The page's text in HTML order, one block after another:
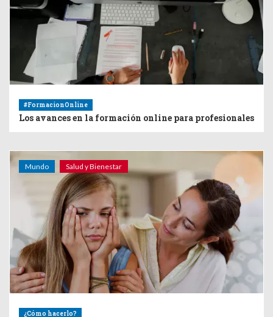
#FormacionOnline
Los avances en la formación online para profesionales
Mundo Salud y Bienestar
¿Cómo hacerlo?